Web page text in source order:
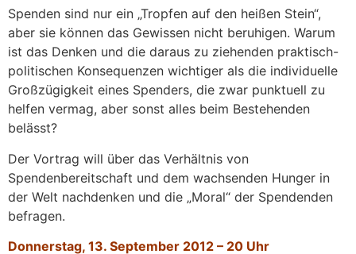
Spenden sind nur ein „Tropfen auf den heißen Stein“,
aber sie können das Gewissen nicht beruhigen. Warum
ist das Denken und die daraus zu ziehenden praktisch-
politischen Konsequenzen wichtiger als die individuelle
Großzügigkeit eines Spenders, die zwar punktuell zu
helfen vermag, aber sonst alles beim Bestehenden
belässt?
Der Vortrag will über das Verhältnis von
Spendenbereitschaft und dem wachsenden Hunger in
der Welt nachdenken und die „Moral“ der Spendenden
befragen.
Donnerstag, 13. September 2012 – 20 Uhr